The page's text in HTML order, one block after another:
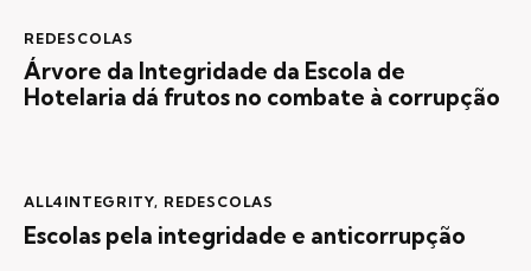
REDESCOLAS
Árvore da Integridade da Escola de
Hotelaria dá frutos no combate à corrupção
ALL4INTEGRITY, REDESCOLAS
Escolas pela integridade e anticorrupção